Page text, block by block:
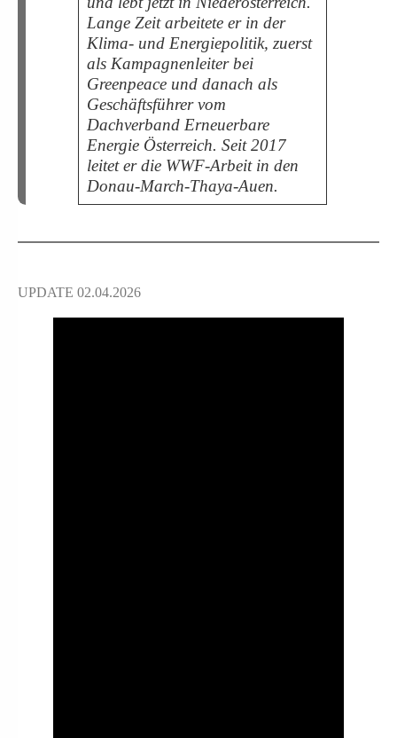
Lange Zeit arbeitete er in der
Klima- und Energiepolitik, zuerst
als Kampagnenleiter bei
Greenpeace und danach als
Geschäftsführer vom
Dachverband Erneuerbare
Energie Österreich. Seit 2017
leitet er die WWF-Arbeit in den
Donau-March-Thaya-Auen.
UPDATE 02.04.2026